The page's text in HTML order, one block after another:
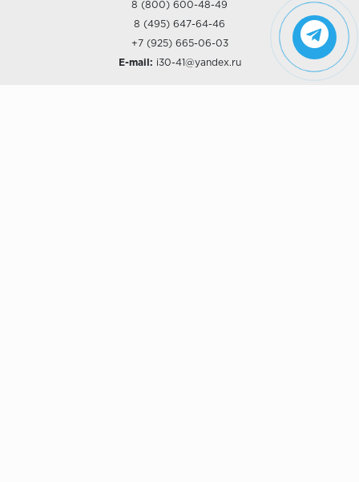
8 (800) 600-48-49
8 (495) 647-64-46
+7 (925) 665-06-03
E-mail: i30-41@yandex.ru